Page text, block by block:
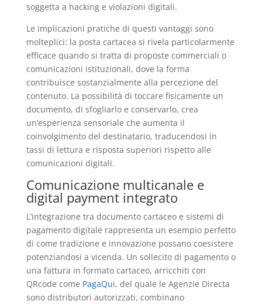
soggetta a hacking e violazioni digitali.
Le implicazioni pratiche di questi vantaggi sono
molteplici: la posta cartacea si rivela particolarmente
efficace quando si tratta di proposte commerciali o
comunicazioni istituzionali, dove la forma
contribuisce sostanzialmente alla percezione del
contenuto. La possibilità di toccare fisicamente un
documento, di sfogliarlo e conservarlo, crea
un’esperienza sensoriale che aumenta il
coinvolgimento del destinatario, traducendosi in
tassi di lettura e risposta superiori rispetto alle
comunicazioni digitali.
Comunicazione multicanale e
digital payment integrato
L’integrazione tra documento cartaceo e sistemi di
pagamento digitale rappresenta un esempio perfetto
di come tradizione e innovazione possano coesistere
potenziandosi a vicenda. Un sollecito di pagamento o
una fattura in formato cartaceo, arricchiti con
QRcode come PagaQui, del quale le Agenzie Directa
sono distributori autorizzati, combinano